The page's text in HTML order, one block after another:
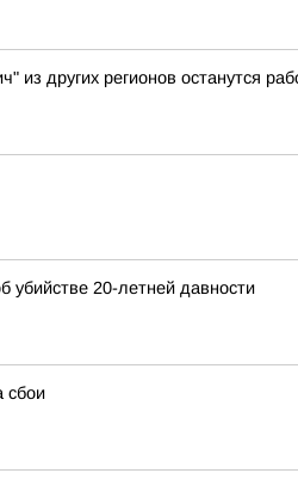
других регионов останутся
убийстве 20-летней давности
сбои